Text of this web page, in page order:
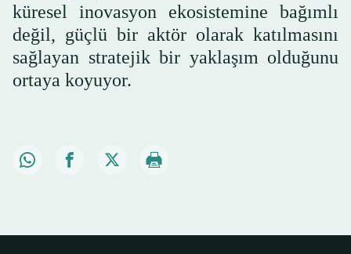
küresel inovasyon ekosistemine bağımlı
değil, güçlü bir aktör olarak katılmasını
sağlayan stratejik bir yaklaşım olduğunu
ortaya koyuyor.